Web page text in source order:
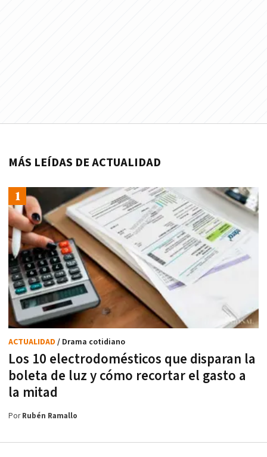
MÁS LEÍDAS DE ACTUALIDAD
Los 10 electrodomésticos que disparan la
boleta de luz y cómo recortar el gasto a
la mitad
ACTUALIDAD / Drama cotidiano
PorRubén Ramallo